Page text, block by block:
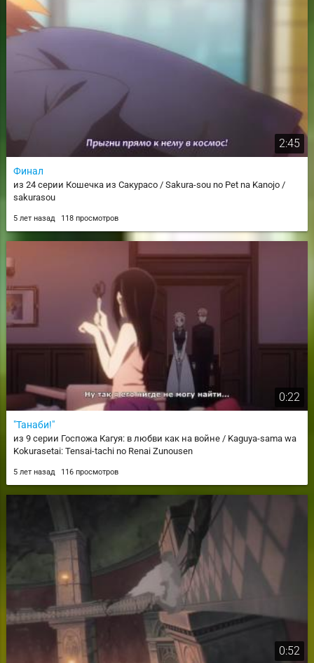
2:45
Финал
из 24 серии Кошечка из Сакурасо / Sakura-sou no Pet na Kanojo /
sakurasou
5 лет назад 118 просмотров
0:22
"Танаби!"
из 9 серии Госпожа Кагуя: в любви как на войне / Kaguya-sama wa
Kokurasetai: Tensai-tachi no Renai Zunousen
5 лет назад 116 просмотров
0:52